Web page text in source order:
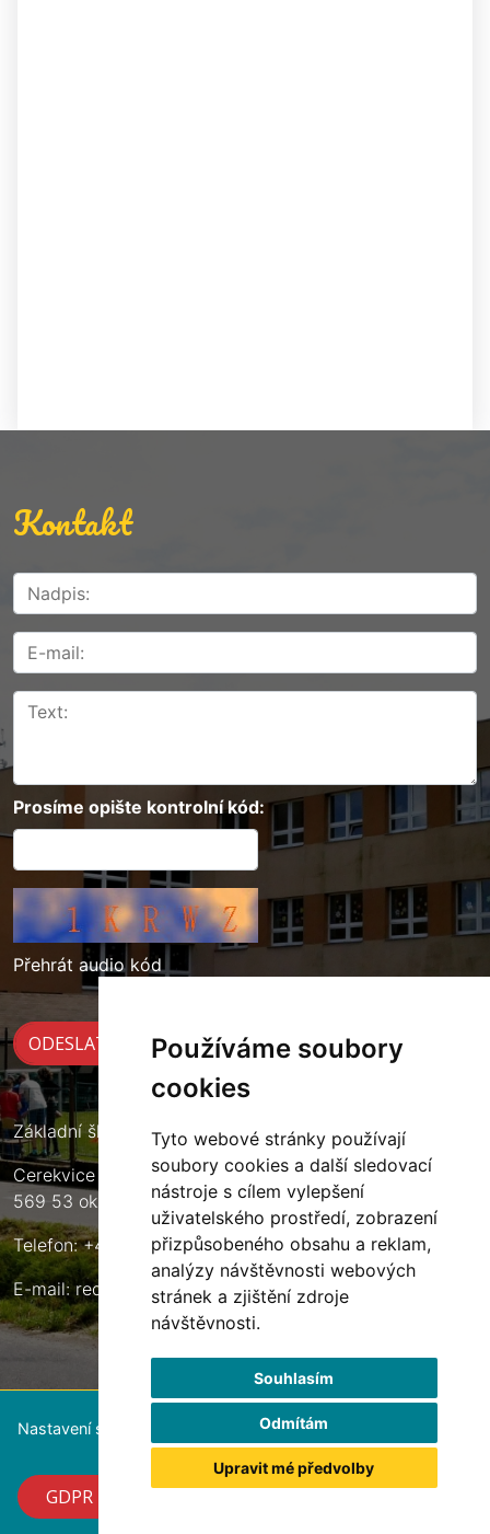
Používáme soubory
cookies
Tyto webové stránky používají
soubory cookies a další sledovací
nástroje s cílem vylepšení
uživatelského prostředí, zobrazení
přizpůsobeného obsahu a reklam,
analýzy návštěvnosti webových
stránek a zjištění zdroje
návštěvnosti.
Souhlasím
Odmítám
Upravit mé předvolby
Kontakt
Prosíme opište kontrolní kód:
Přehrát audio kód
Základní škola Cerekvice nad Loučnou
Cerekvice nad Loučnou 135
569 53 okres Svitavy
Telefon: +420 461 633 140
E-mail:reditel@zscerekvice.cz
Nastavení souborů cookie
GDPR